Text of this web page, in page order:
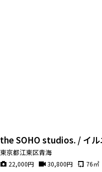
the SOHO studios. / イル
東京都江東区青海
22,000円 30,800円 76㎡